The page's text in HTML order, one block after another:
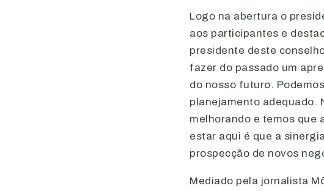
Logo na abertura o
aos participantes e
presidente deste
fazer do passado um
do nosso futuro.
planejamento adequado.
melhorando e temos que
estar aqui é que a
prospecção de novos
Mediado pela jornalista